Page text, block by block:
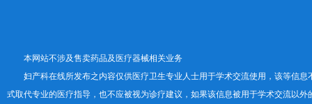
本网站不涉及售卖药品及医疗器械相关业务
妇产科在线所发布之内容仅供医疗卫生专业人士用于学术交流使用，该等信息
式取代专业的医疗指导，也不应被视为诊疗建议，如果该信息被用于学术交流以外